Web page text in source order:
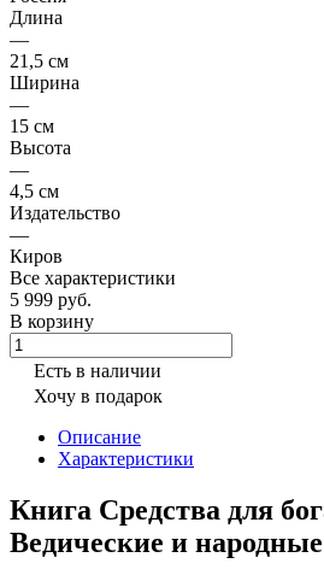
Длина
—
21,5 см
Ширина
—
15 см
Высота
—
4,5 см
Издательство
—
Киров
Все характеристики
5 999 руб.
В корзину
Есть в наличии
Хочу в подарок
Описание
Характеристики
Книга Средства для
Ведические и